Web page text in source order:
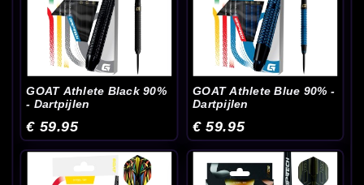
GOAT Athlete Black 90%
- Dartpijlen
€ 59.95
GOAT Athlete Blue 90% -
Dartpijlen
€ 59.95